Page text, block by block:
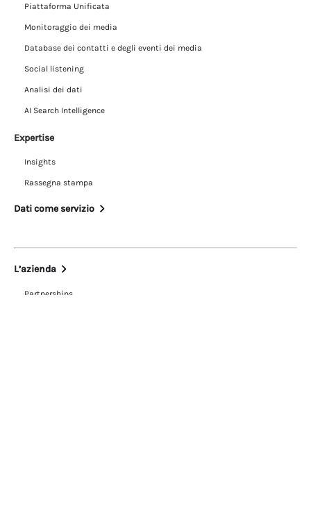
Piattaforma Unificata
Monitoraggio dei media
Database dei contatti e degli eventi dei media
Social listening
Analisi dei dati
AI Search Intelligence
Expertise
Insights
Rassegna stampa
Dati come servizio
L’azienda
Partnerships